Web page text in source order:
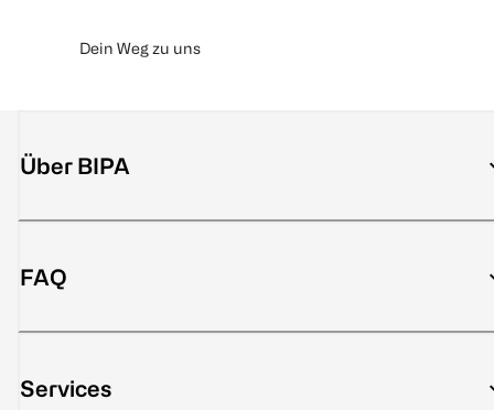
Dein Weg zu uns
Über BIPA
FAQ
Services